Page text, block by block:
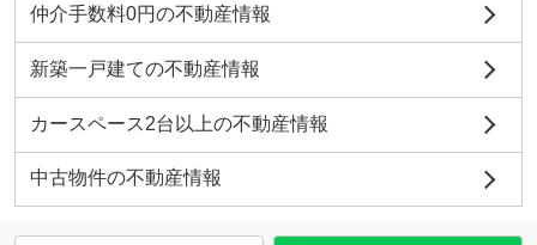
仲介手数料0円の不動産情報
新築一戸建ての不動産情報
カースペース2台以上の不動産情報
中古物件の不動産情報